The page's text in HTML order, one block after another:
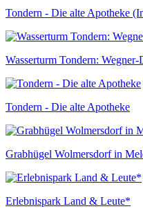
Tondern - Die alte Apotheke
Wasserturm Tondern:
Tondern - Die alte Apotheke
Grabhügel Wolmersdorf in
Erlebnispark Land & Leute*